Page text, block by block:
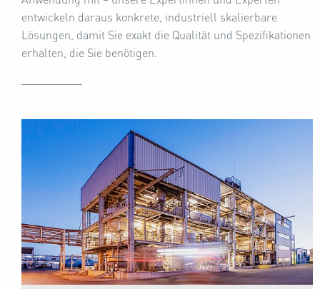
entwickeln daraus konkrete, industriell skalierbare
Lösungen, damit Sie exakt die Qualität und Spezifikationen
erhalten, die Sie benötigen.